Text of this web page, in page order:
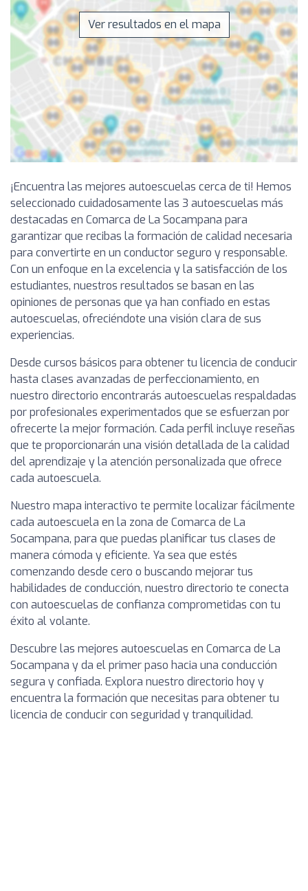
Ver resultados en el mapa
¡Encuentra las mejores autoescuelas cerca de ti! Hemos
seleccionado cuidadosamente las 3 autoescuelas más
destacadas en Comarca de La Socampana para
garantizar que recibas la formación de calidad necesaria
para convertirte en un conductor seguro y responsable.
Con un enfoque en la excelencia y la satisfacción de los
estudiantes, nuestros resultados se basan en las
opiniones de personas que ya han confiado en estas
autoescuelas, ofreciéndote una visión clara de sus
experiencias.
Desde cursos básicos para obtener tu licencia de conducir
hasta clases avanzadas de perfeccionamiento, en
nuestro directorio encontrarás autoescuelas respaldadas
por profesionales experimentados que se esfuerzan por
ofrecerte la mejor formación. Cada perfil incluye reseñas
que te proporcionarán una visión detallada de la calidad
del aprendizaje y la atención personalizada que ofrece
cada autoescuela.
Nuestro mapa interactivo te permite localizar fácilmente
cada autoescuela en la zona de Comarca de La
Socampana, para que puedas planificar tus clases de
manera cómoda y eficiente. Ya sea que estés
comenzando desde cero o buscando mejorar tus
habilidades de conducción, nuestro directorio te conecta
con autoescuelas de confianza comprometidas con tu
éxito al volante.
Descubre las mejores autoescuelas en Comarca de La
Socampana y da el primer paso hacia una conducción
segura y confiada. Explora nuestro directorio hoy y
encuentra la formación que necesitas para obtener tu
licencia de conducir con seguridad y tranquilidad.